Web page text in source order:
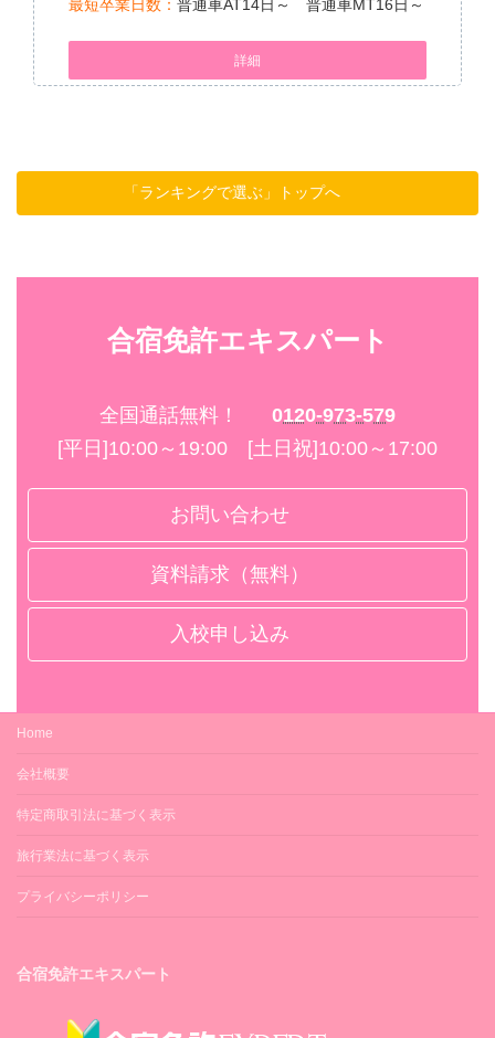
最短卒業日数： 普通車AT14日～ 普通車MT16日～
詳細
「ランキングで選ぶ」トップへ
合宿免許エキスパート
全国通話無料！
0120-973-579
[平日]10:00～19:00 [土日祝]10:00～17:00
お問い合わせ
資料請求（無料）
入校申し込み
Home
会社概要
特定商取引法に基づく表示
旅行業法に基づく表示
プライバシーポリシー
合宿免許エキスパート